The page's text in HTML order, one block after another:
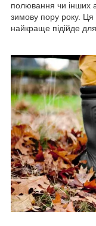
полювання чи інших
зимову пору року. Ця
найкраще підійде